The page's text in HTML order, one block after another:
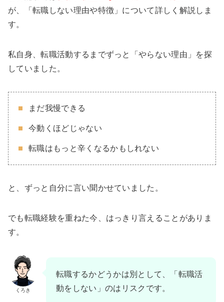
が、「転職しない理由や特徴」について詳しく解説しま
す。
私自身、転職活動するまでずっと「やらない理由」を探
していました。
まだ我慢できる
今動くほどじゃない
転職はもっと辛くなるかもしれない
と、ずっと自分に言い聞かせていました。
でも転職経験を重ねた今、はっきり言えることがありま
す。
くろき
転職するかどうかは別として、「転職活
動をしない」のはリスクです。